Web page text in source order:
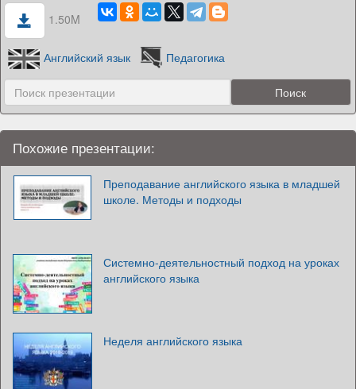
1.50M
Английский язык Педагогика
Похожие презентации:
Преподавание английского языка в младшей
школе. Методы и подходы
Системно-деятельностный подход на уроках
английского языка
Неделя английского языка